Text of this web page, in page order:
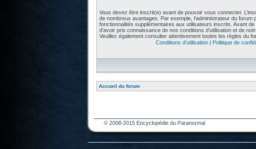
Vous devez être inscrit(e) avant de pouvoir vous connecter.
de nombreux avantages. Par exemple, l’administrateur du forum
fonctionnalités supplémentaires aux utilisateurs inscrits. Avant
d’avoir pris connaissance de nos conditions d’utilisation et de
Veuillez également consulter attentivement toutes les règles du
Conditions d’utilisation| Politique de
Accueil du forum
© 2008-2015 Encyclopédie du Paranormal